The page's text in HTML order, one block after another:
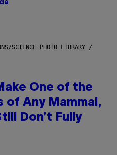
SCIENCE PHOTO LIBRARY /
One of the
of Any Mammal,
Don’t Fully